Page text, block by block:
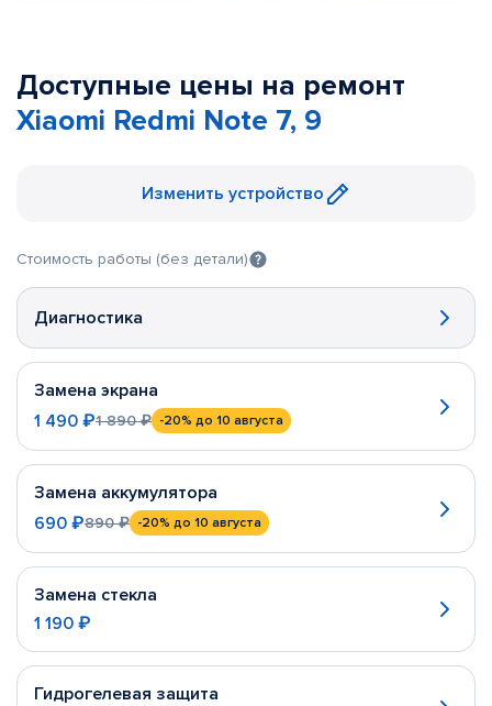
Доступные цены на ремонт
Xiaomi Redmi Note 7, 9
Изменить устройство
Стоимость работы (без детали)
Диагностика
Замена экрана
1 490 ₽1 890 ₽ -20% до 10 августа
Замена аккумулятора
690 ₽890 ₽ -20% до 10 августа
Замена стекла
1 190 ₽
Гидрогелевая защита